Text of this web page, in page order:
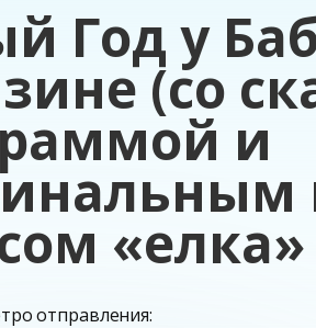
Год у
(со
и
отправления: